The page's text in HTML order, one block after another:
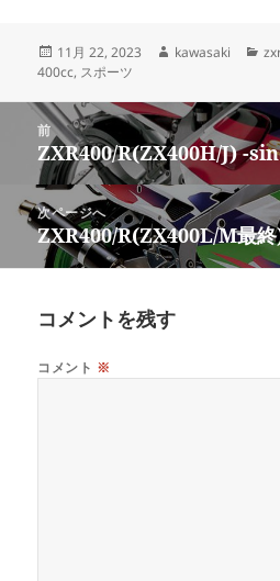
投
稿
11月 22, 2023
作
kawasaki
カ
リ
ー
400cc, スポーツ
シ
前
前
の
投
稿:
ZXR400/R(ZX400H/J) -
次ページへ
次
の
稿:
ZXR400/R(ZX400L/M最
コメントを残す
コメント ※